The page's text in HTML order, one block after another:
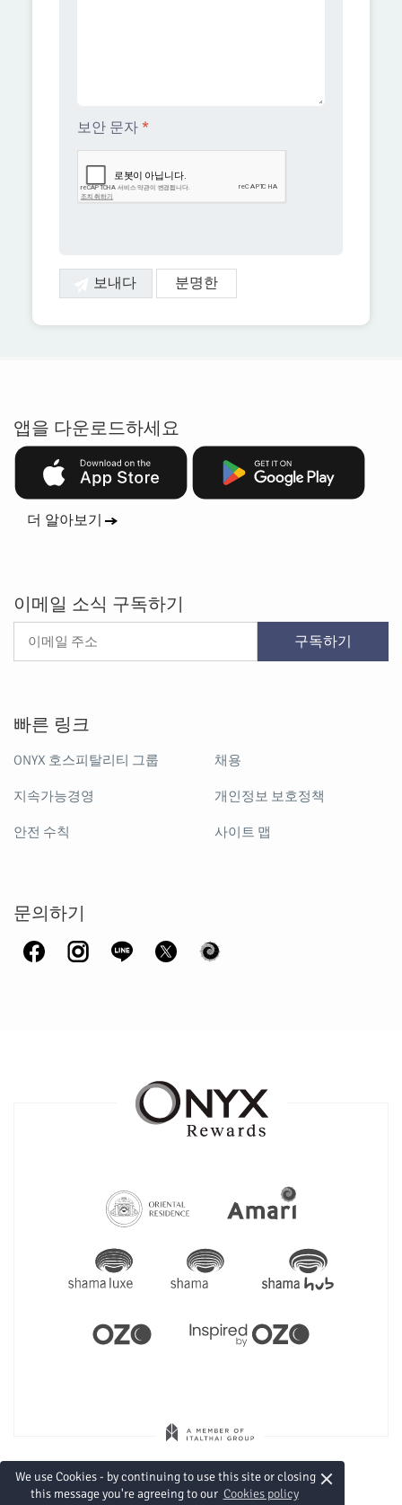
We use Cookies - by continuing to use this site or closing
this message you're agreeing to our Cookies policy
×
보안 문자 *
앱을 다운로드하세요
더 알아보기
이메일 소식 구독하기
구독하기
빠른 링크
ONYX 호스피탈리티 그룹
지속가능경영
안전 수칙
채용
개인정보 보호정책
사이트 맵
문의하기